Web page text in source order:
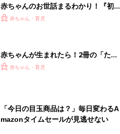
赤ちゃんのお世話まるわかり！『初め
てのひよこクラブ 夏号』〈巻頭大特
赤ちゃん・育児
赤ちゃんが生まれたら！2冊の「たま
ひよ」
赤ちゃん・育児
「今日の目玉商品は？」毎日変わるA
mazonタイムセールが見逃せない